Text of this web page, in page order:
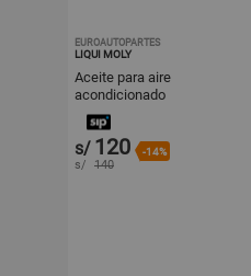
EUROAUTOPARTES
LIQUI MOLY
Aceite para aire
acondicionado
automotriz -Liqui Moly
Pro-Line PAG 100 R-
1234yf
s/ 120 -14%
s/ 140